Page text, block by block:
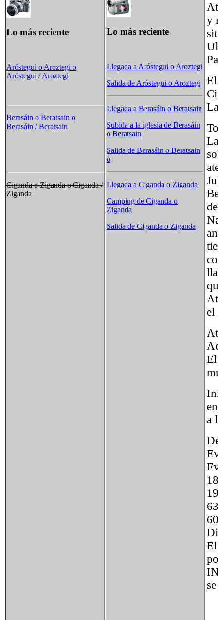
Lo más reciente
Aróstegui o Aroztegi o
Aróstegui / Aroztegi
Berasáin o Beratsain o
Berasáin / Beratsain
Ciganda o Ziganda o Ciganda /
Ziganda
Lo más reciente
Llegada a Aróstegui o Aroztegi
Salida de Aróstegui o Aroztegi
Llegada a Berasáin o Beratsain
Subida a la iglesia de Berasáin
o Beratsain
Salida de Berasáin o Beratsain
o
Llegada a Ciganda o Ziganda
Camping de Ciganda o
Ziganda
Salida de Ciganda o Ziganda
y
el
a